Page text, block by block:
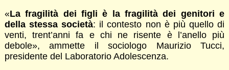
«La fragilità dei figli è la fragilità dei genitori e
della stessa società: il contesto non è più quello di
venti, trent’anni fa e chi ne risente è l’anello più
debole», ammette il sociologo Maurizio Tucci,
presidente del Laboratorio Adolescenza.